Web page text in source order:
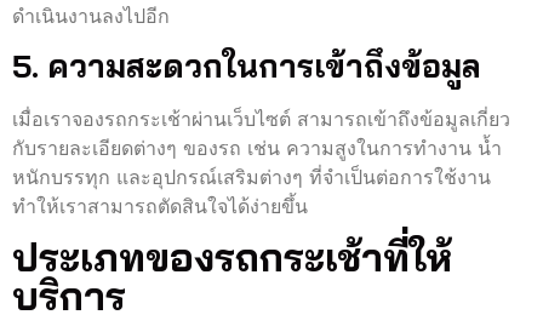
ดำเนินงานลงไปอีก
5. ความสะดวกในการเข้าถึงข้อมูล
เมื่อเราจองรถกระเช้าผ่านเว็บไซต์ สามารถเข้าถึงข้อมูลเกี่ยว
กับรายละเอียดต่างๆ ของรถ เช่น ความสูงในการทำงาน น้ำ
หนักบรรทุก และอุปกรณ์เสริมต่างๆ ที่จำเป็นต่อการใช้งาน
ทำให้เราสามารถตัดสินใจได้ง่ายขึ้น
ประเภทของรถกระเช้าที่ให้
บริการ